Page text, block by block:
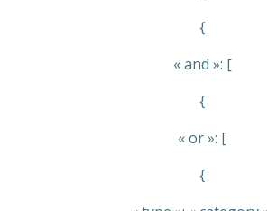
{
« and »: [
{
« or »: [
{